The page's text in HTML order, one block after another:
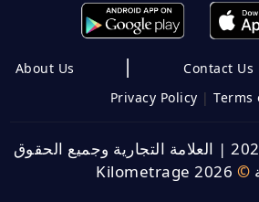
About Us |
Contact Us
Privacy Policy |Terms
| العلامة التجارية وجميع الحقوق
©
Kilometrage 2026